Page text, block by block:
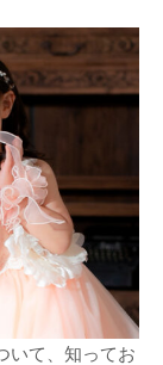
いて、知ってお